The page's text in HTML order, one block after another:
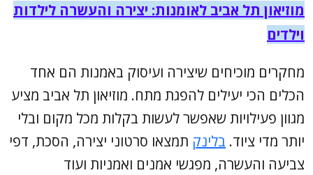
מוזיאון תל אביב לאומנות: יצירה והעשרה לילדות
וילדים
מחקרים מוכיחים שיצירה ועיסוק באמנות הם אחד
הכלים הכי יעילים להפגת מתח. מוזיאון תל אביב מציע
מגוון פעילויות שאפשר לעשות בקלות מכל מקום ובלי
יותר מדי ציוד. בלינק תמצאו סרטוני יצירה, הסכת, דפי
צביעה והעשרה, מפגשי אמנים ואמניות ועוד